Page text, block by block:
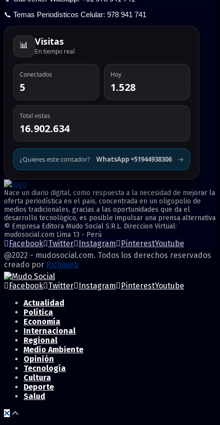
📞 Temas Periodísticos Celular: 978 941 741
📊 Visitas
En tiempo real
Conectados
5
Hoy
1.528
Total vistas
16.902.634
¿Quieres este contador? WhatsApp +51944938306 →
Nace un diario digital, como respuesta a la necesidad de mejorar la
oferta periodística en el país, concentrada en un oligopolio de
medios tradicionales, gracias a las oportunidades que da el
desarrollo tecnológico, es posible impulsar una prensa alternativa
© Empresa Editora Mudo Social S.R.L. Direccion Virtual:
mudosocial.com Lima 13 - Perú
Facebook Twitter Instagram PinterestYoutube
@2022 - mudosocial.com. Todos los derechos reservados
creado por Richiweb
Facebook Twitter Instagram PinterestYoutube
Actualidad
Política
Economía
Internacional
Regional
Medio Ambiente
Opinión
Tecnología
Cultura
Deporte
Salud